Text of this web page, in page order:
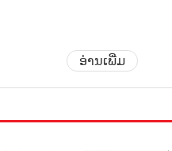
ອ່ານເພີ່ມ